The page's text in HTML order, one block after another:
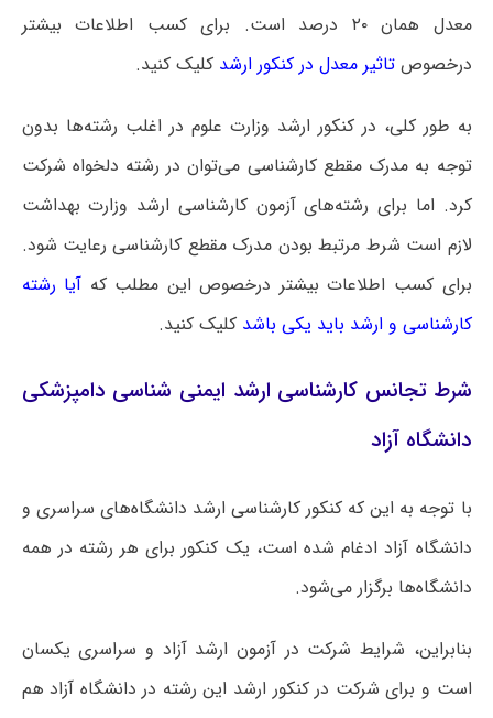
معدل همان ۲۰ درصد است. برای کسب اطلاعات بیشتر
درخصوصتاثیر معدل در کنکور ارشد کلیک کنید.
به طور کلی، در کنکور ارشد وزارت علوم در اغلب رشته‌ها بدون
توجه به مدرک مقطع کارشناسی می‌توان در رشته دلخواه شرکت
کرد. اما برای رشته‌های آزمون کارشناسی ارشد وزارت بهداشت
لازم است شرط مرتبط بودن مدرک مقطع کارشناسی رعایت شود.
برای کسب اطلاعات بیشتر درخصوص این مطلب که آیا رشته
کارشناسی و ارشد باید یکی باشد کلیک کنید.
شرط تجانس کارشناسی ارشد ایمنی‌ شناسی دامپزشکی
دانشگاه آزاد
با توجه به این که کنکور کارشناسی ارشد دانشگاه‌های سراسری و
دانشگاه آزاد ادغام شده است، یک کنکور برای هر رشته در همه
دانشگاه‌ها برگزار می‌شود.
بنابراین، شرایط شرکت در آزمون ارشد آزاد و سراسری یکسان
است و برای شرکت در کنکور ارشد این رشته در دانشگاه آزاد هم